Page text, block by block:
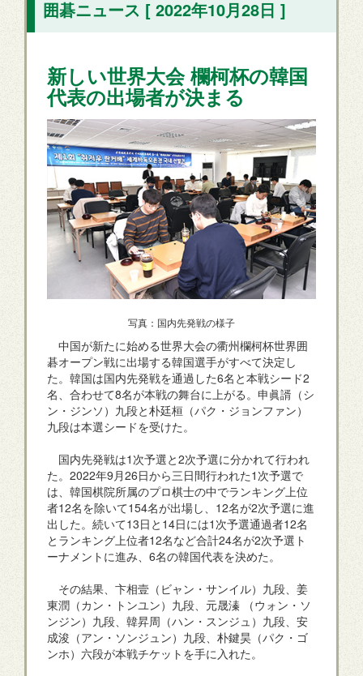
囲碁ニュース [ 2022年10月28日 ]
新しい世界大会 欄柯杯の韓国
代表の出場者が決まる
写真：国内先発戦の様子
中国が新たに始める世界大会の衢州欄柯杯世界囲
碁オープン戦に出場する韓国選手がすべて決定し
た。韓国は国内先発戦を通過した6名と本戦シード2
名、合わせて8名が本戦の舞台に上がる。申眞諝（シ
ン・ジンソ）九段と朴廷桓（パク・ジョンファン）
九段は本選シードを受けた。
国内先発戦は1次予選と2次予選に分かれて行われ
た。2022年9月26日から三日間行われた1次予選で
は、韓国棋院所属のプロ棋士の中でランキング上位
者12名を除いて154名が出場し、12名が2次予選に進
出した。続いて13日と14日には1次予選通過者12名
とランキング上位者12名など合計24名が2次予選ト
ーナメントに進み、6名の韓国代表を決めた。
その結果、卞相壹（ビャン・サンイル）九段、姜
東潤（カン・トンユン）九段、元晟溱 （ウォン・ソ
ンジン）九段、韓昇周（ハン・スンジュ）九段、安
成浚（アン・ソンジュン）九段、朴鍵昊（パク・ゴ
ンホ）六段が本戦チケットを手に入れた。